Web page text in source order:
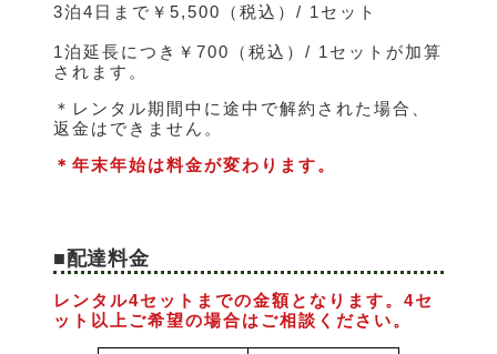
3泊4日まで￥5,500（税込）/ 1セット
1泊延長につき￥700（税込）/ 1セットが加算
されます。
＊レンタル期間中に途中で解約された場合、
返金はできません。
＊年末年始は料金が変わります。
■配達料金
レンタル4セットまでの金額となります。4セ
ット以上ご希望の場合はご相談ください。